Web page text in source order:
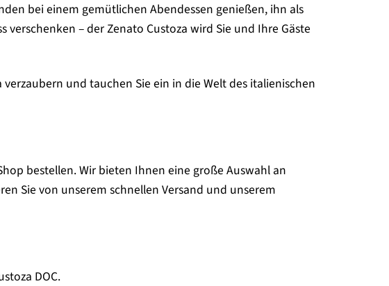
bei einem gemütlichen Abendessen genießen, ihn als
– der Zenato Custoza wird Sie und Ihre Gäste
und tauchen Sie ein in die Welt des italienischen
bestellen. Wir bieten Ihnen eine große Auswahl an
Sie von unserem schnellen Versand und unserem
DOC.